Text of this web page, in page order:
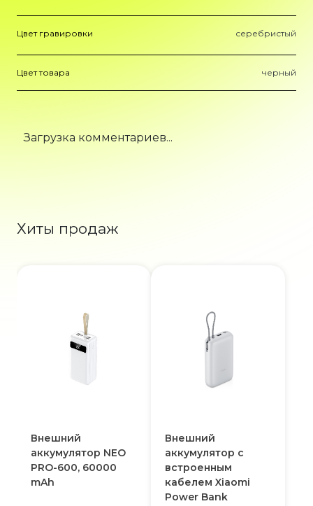
Цвет гравировки серебристый
Цвет товара черный
Загрузка комментариев...
Хиты продаж
Внешний
аккумулятор NEO
PRO-600, 60000
mAh
Внешний
аккумулятор с
встроенным
кабелем Xiaomi
Power Bank